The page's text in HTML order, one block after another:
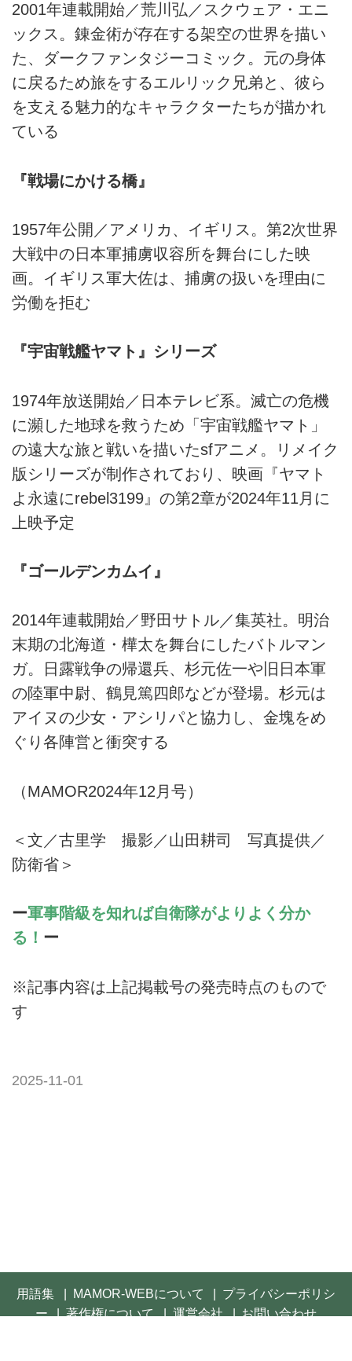
2001年連載開始／荒川弘／スクウェア・エニ
ックス。錬金術が存在する架空の世界を描い
た、ダークファンタジーコミック。元の身体
に戻るため旅をするエルリック兄弟と、彼ら
を支える魅力的なキャラクターたちが描かれ
ている
『戦場にかける橋』
1957年公開／アメリカ、イギリス。第2次世界
大戦中の日本軍捕虜収容所を舞台にした映
画。イギリス軍大佐は、捕虜の扱いを理由に
労働を拒む
『宇宙戦艦ヤマト』シリーズ
1974年放送開始／日本テレビ系。滅亡の危機
に瀕した地球を救うため「宇宙戦艦ヤマト」
の遠大な旅と戦いを描いたsfアニメ。リメイク
版シリーズが制作されており、映画『ヤマト
よ永遠にrebel3199』の第2章が2024年11月に
上映予定
『ゴールデンカムイ』
2014年連載開始／野田サトル／集英社。明治
末期の北海道・樺太を舞台にしたバトルマン
ガ。日露戦争の帰還兵、杉元佐一や旧日本軍
の陸軍中尉、鶴見篤四郎などが登場。杉元は
アイヌの少女・アシリパと協力し、金塊をめ
ぐり各陣営と衝突する
（MAMOR2024年12月号）
＜文／古里学 撮影／山田耕司 写真提供／
防衛省＞
ー軍事階級を知れば自衛隊がよりよく分か
る！ ー
※記事内容は上記掲載号の発売時点のもので
す
2025-11-01
用語集 MAMOR-WEBについて
プライバシーポリシ
ー
著作権について 運営会社
お問い合わせ